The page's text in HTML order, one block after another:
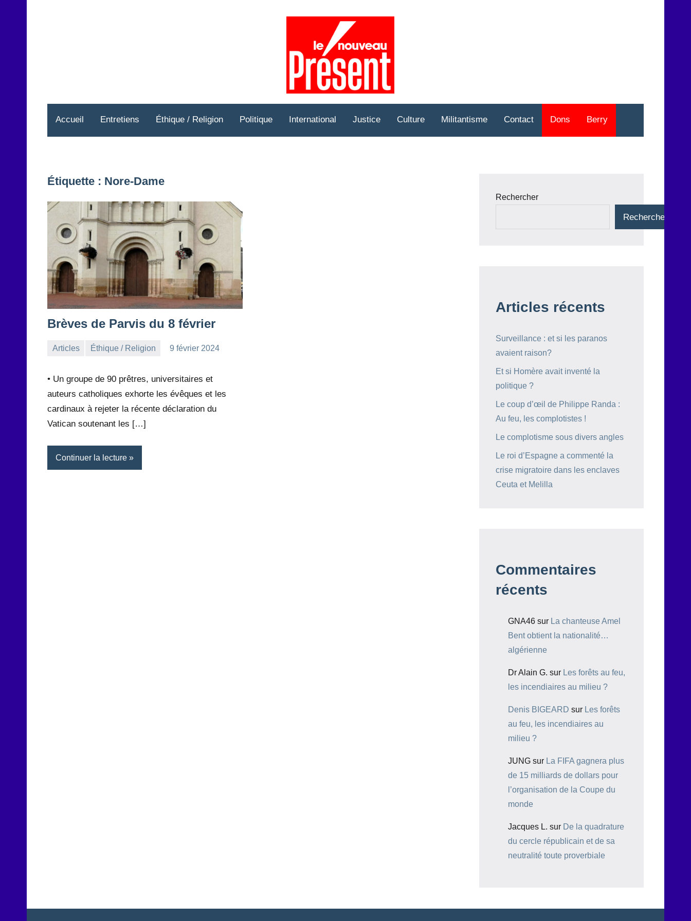
Accueil Entretiens Éthique / Religion Politique International Justice Culture Militantisme Contact Dons Berry
Étiquette : Nore-Dame
Brèves de Parvis du 8 février
Articles Éthique / Religion
9 février 2024
• Un groupe de 90 prêtres, universitaires et
auteurs catholiques exhorte les évêques et les
cardinaux à rejeter la récente déclaration du
Vatican soutenant les […]
Continuer la lecture
Rechercher
Rechercher
Articles récents
Surveillance : et si les paranos
avaient raison?
Et si Homère avait inventé la
politique ?
Le coup d’œil de Philippe Randa :
Au feu, les complotistes !
Le complotisme sous divers angles
Le roi d’Espagne a commenté la
crise migratoire dans les enclaves
Ceuta et Melilla
Commentaires
récents
GNA46 sur La chanteuse Amel
Bent obtient la nationalité…
algérienne
Dr Alain G. sur Les forêts au feu,
les incendiaires au milieu ?
Denis BIGEARD sur Les forêts
au feu, les incendiaires au
milieu ?
JUNG sur La FIFA gagnera plus
de 15 milliards de dollars pour
l’organisation de la Coupe du
monde
Jacques L. sur De la quadrature
du cercle républicain et de sa
neutralité toute proverbiale